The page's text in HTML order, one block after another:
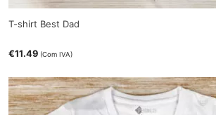
T-shirt Best Dad
€11.49 (Com IVA)